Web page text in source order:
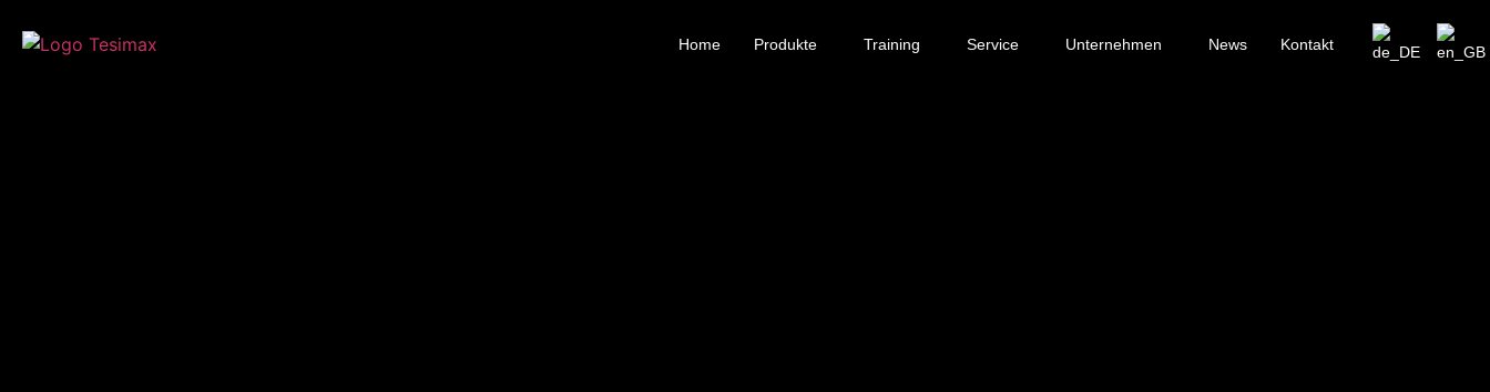
Home Produkte Training Service Unternehmen News Kontakt